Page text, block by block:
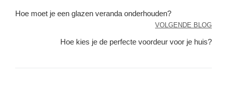
Hoe moet je een glazen veranda onderhouden?
VOLGENDE BLOG
Hoe kies je de perfecte voordeur voor je huis?